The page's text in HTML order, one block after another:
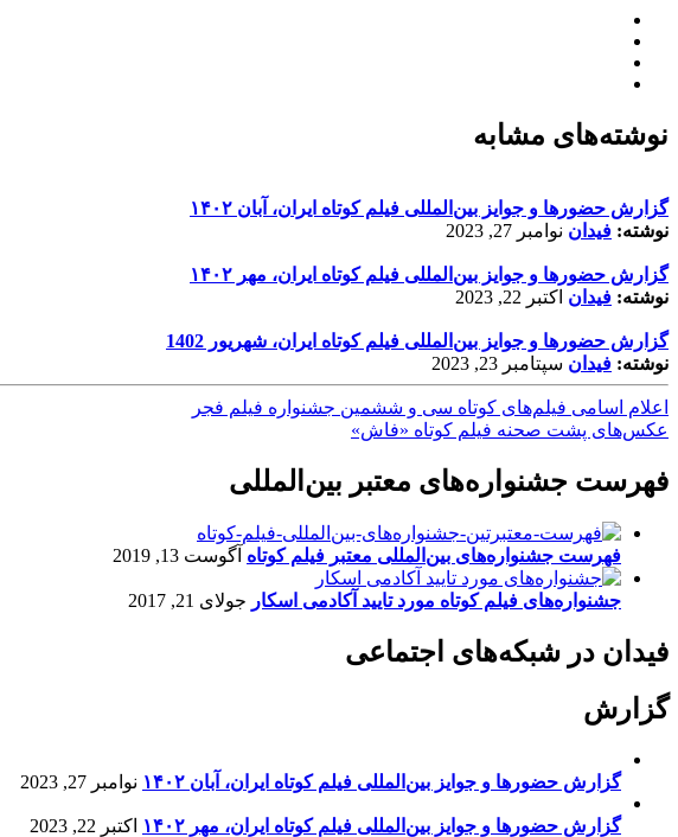
نوشته‌های مشابه
گزارش حضورها و جوایز بین‌المللی فیلم کوتاه ایران، آبان ۱۴۰۲
نوشته: فیدان نوامبر 27, 2023
گزارش حضورها و جوایز بین‌المللی فیلم کوتاه ایران، مهر ۱۴۰۲
نوشته: فیدان اکتبر 22, 2023
گزارش حضورها و جوایز بین‌المللی فیلم کوتاه ایران، شهریور 1402
نوشته: فیدان سپتامبر 23, 2023
اعلام اسامی فیلم‌های کوتاه سی و ششمین جشنواره فیلم فجر
عکس‌های پشت صحنه فیلم کوتاه «فاش»
فهرست جشنواره‌های معتبر بین‌المللی
فهرست جشنواره‌های بین‌المللی معتبر فیلم کوتاه آگوست 13, 2019
جشنواره‌های فیلم کوتاه مورد تایید آکادمی اسکار جولای 21, 2017
فیدان در شبکه‌های اجتماعی
گزارش
گزارش حضورها و جوایز بین‌المللی فیلم کوتاه ایران، آبان ۱۴۰۲ نوامبر 27, 2023
گزارش حضورها و جوایز بین‌المللی فیلم کوتاه ایران، مهر ۱۴۰۲ اکتبر 22, 2023